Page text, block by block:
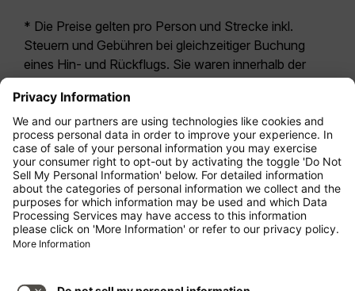
* Die Preise gelten pro Person und Strecke inkl.
Steuern und Gebühren bei gleichzeitiger Buchung
eines Hin- und Rückflugs. Sie waren innerhalb der
möglicherweise nicht mehr aktuell. Bei den für die
Economy Class angegebenen Tarifen handelt es
sich i.d.R. um Economy Zero, unsere restriktivste
Tarifoption. Es können hierfür zusätzliche Gebühren
fürAufgabegepäckoder für andere optionale
Leistungen anfallen. Es gelten dieAllgemeinen
Geschäftsbedingungen .